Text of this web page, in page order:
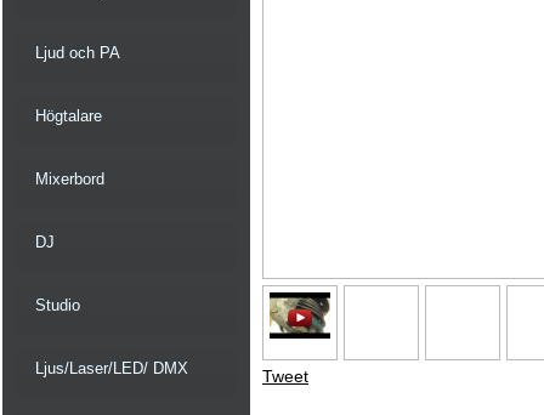
Ljud och PA
Högtalare
Mixerbord
DJ
Studio
Ljus/Laser/LED/ DMX Tweet